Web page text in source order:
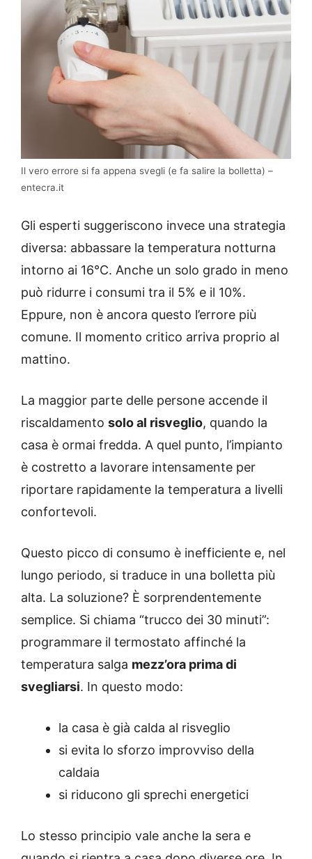
Il vero errore si fa appena svegli (e fa salire la bolletta) –
entecra.it
Gli esperti suggeriscono invece una strategia
diversa: abbassare la temperatura notturna
intorno ai 16°C. Anche un solo grado in meno
può ridurre i consumi tra il 5% e il 10%.
Eppure, non è ancora questo l’errore più
comune. Il momento critico arriva proprio al
mattino.
La maggior parte delle persone accende il
riscaldamento solo al risveglio, quando la
casa è ormai fredda. A quel punto, l’impianto
è costretto a lavorare intensamente per
riportare rapidamente la temperatura a livelli
confortevoli.
Questo picco di consumo è inefficiente e, nel
lungo periodo, si traduce in una bolletta più
alta. La soluzione? È sorprendentemente
semplice. Si chiama “trucco dei 30 minuti”:
programmare il termostato affinché la
temperatura salga mezz’ora prima di
svegliarsi. In questo modo:
la casa è già calda al risveglio
si evita lo sforzo improvviso della
caldaia
si riducono gli sprechi energetici
Lo stesso principio vale anche la sera e